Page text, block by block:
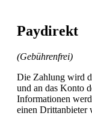
Paydirekt
(Gebührenfrei)
Die Zahlung wird
und an das Konto
Informationen
einen Drittanbieter